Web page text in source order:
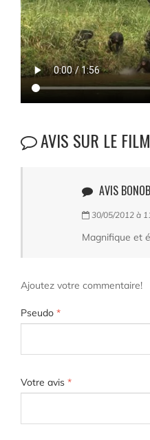
AVIS SUR LE
AVIS
30/05/2012 à
Magnifique et
Ajoutez votre commentaire!
Pseudo *
Votre avis *